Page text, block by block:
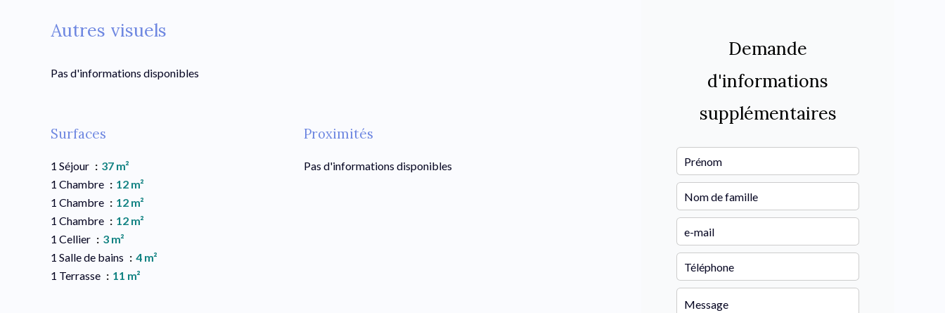
Autres visuels
Pas d'informations disponibles
Surfaces
1 Séjour
37 m²
1 Chambre
12 m²
1 Chambre
12 m²
1 Chambre
12 m²
1 Cellier
3 m²
1 Salle de bains
4 m²
1 Terrasse
11 m²
Proximités
Pas d'informations disponibles
Demande
d'informations
supplémentaires